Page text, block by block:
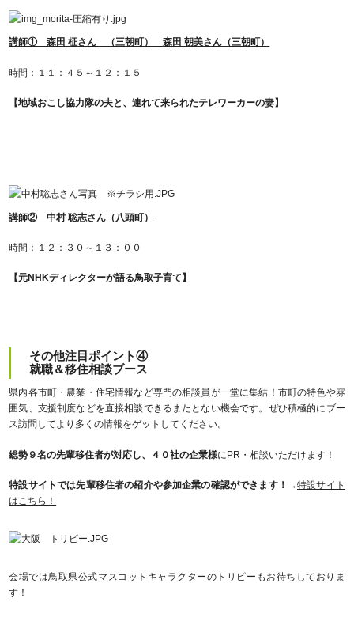
講師① 森田 柾さん （三朝町）森田 朝美さん（三朝町）
時間：１１：４５～１２：１５
【地域おこし協力隊の夫と、連れて来られたテレワーカーの妻】
講師② 中村 聡志さん（八頭町）
時間：１２：３０～１３：００
【元NHKディレクターが語る鳥取子育て】
その他注目ポイント④
就職＆移住相談ブース
県内各市町・農業・住宅情報など専門の相談員が一堂に集結！市町の特色や雰
囲気、支援制度などを直接相談できるまたとない機会です。ぜひ積極的にブー
ス訪問してより多くの情報をゲットしてください。
総勢９名の先輩移住者が対応し、４０社の企業様にPR・相談いただけます！
特設サイトでは先輩移住者の紹介や参加企業の確認ができます！ →特設サイト
はこちら！
会場では鳥取県公式マスコットキャラクターのトリピーもお待ちしておりま
す！